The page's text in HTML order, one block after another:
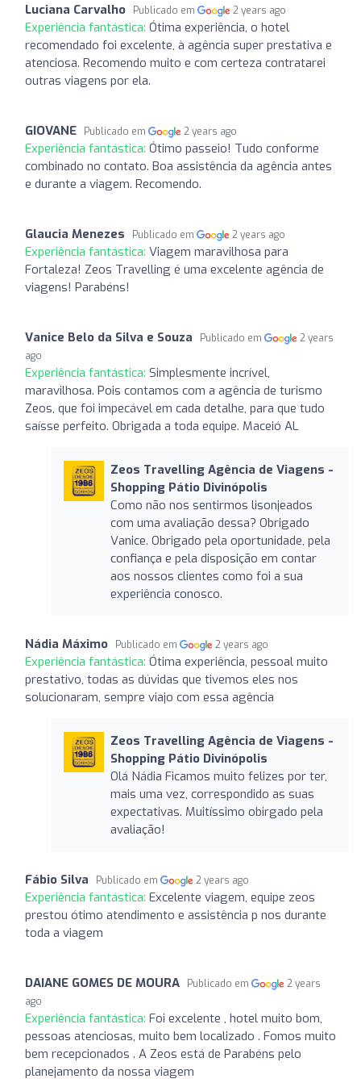
Luciana Carvalho Publicado em 2 years ago
Experiência fantástica: Ótima experiência, o hotel
recomendado foi excelente, à agência super prestativa e
atenciosa. Recomendo muito e com certeza contratarei
outras viagens por ela.
GIOVANE Publicado em 2 years ago
Experiência fantástica: Ótimo passeio! Tudo conforme
combinado no contato. Boa assistência da agência antes
e durante a viagem. Recomendo.
Glaucia Menezes Publicado em 2 years ago
Experiência fantástica: Viagem maravilhosa para
Fortaleza! Zeos Travelling é uma excelente agência de
viagens! Parabéns!
Vanice Belo da Silva e Souza Publicado em
2 years
ago
Experiência fantástica: Simplesmente incrível,
maravilhosa. Pois contamos com a agência de turismo
Zeos, que foi impecável em cada detalhe, para que tudo
saísse perfeito. Obrigada a toda equipe. Maceió AL
Zeos Travelling Agência de Viagens -
Shopping Pátio Divinópolis
Como não nos sentirmos lisonjeados
com uma avaliação dessa? Obrigado
Vanice. Obrigado pela oportunidade, pela
confiança e pela disposição em contar
aos nossos clientes como foi a sua
experiência conosco.
Nádia Máximo Publicado em 2 years ago
Experiência fantástica: Ótima experiência, pessoal muito
prestativo, todas as dúvidas que tivemos eles nos
solucionaram, sempre viajo com essa agência
Zeos Travelling Agência de Viagens -
Shopping Pátio Divinópolis
Olá Nádia Ficamos muito felizes por ter,
mais uma vez, correspondido as suas
expectativas. Muitíssimo obirgado pela
avaliação!
Fábio Silva Publicado em 2 years ago
Experiência fantástica: Excelente viagem, equipe zeos
prestou ótimo atendimento e assistência p nos durante
toda a viagem
DAIANE GOMES DE MOURA Publicado em
2 years
ago
Experiência fantástica: Foi excelente , hotel muito bom,
pessoas atenciosas, muito bem localizado . Fomos muito
bem recepcionados . A Zeos está de Parabéns pelo
planejamento da nossa viagem